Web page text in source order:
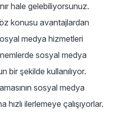
hale gelebiliyorsunuz.
konusu avantajlardan
medya hizmetleri
sosyal medya
bir şekilde kullanılıyor.
sosyal medya
ilerlemeye çalışıyorlar.